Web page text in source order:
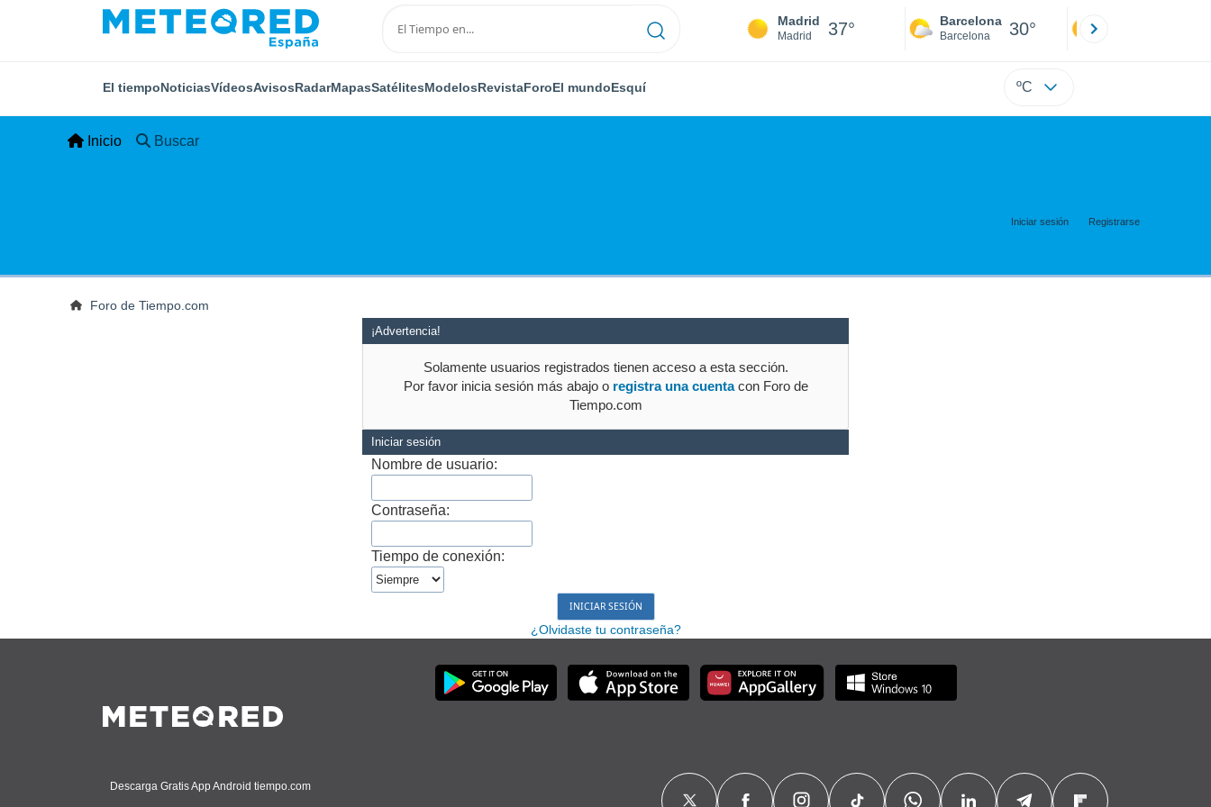
Madrid
Madrid 37° Barcelona
Barcelona 30°
El tiempoNoticiasVídeosAvisosRadarMapasSatélitesModelosRevistaForoEl mundoEsquí ºC
Inicio Buscar
Iniciar sesión Registrarse
Foro de Tiempo.com
¡Advertencia!
Solamente usuarios registrados tienen acceso a esta sección.
Por favor inicia sesión más abajo o registra una cuentacon Foro de
Tiempo.com
Iniciar sesión
Nombre de usuario:
Contraseña:
Tiempo de conexión:
¿Olvidaste tu contraseña?
Descarga Gratis App Android tiempo.com